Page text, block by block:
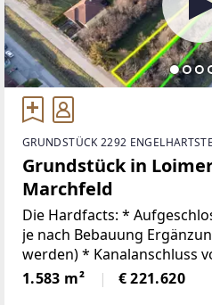
GRUNDSTÜCK 2292
Grundstück in
Marchfeld
Die Hardfacts: * Aufgeschlossen (es könnten jedoch
je nach Bebauung
werden) * Kanalanschluss vor dem Grundstück
vorhanden -
Fläche bemessen * Wasseranschluss vor dem
1.583 m² € 221.620